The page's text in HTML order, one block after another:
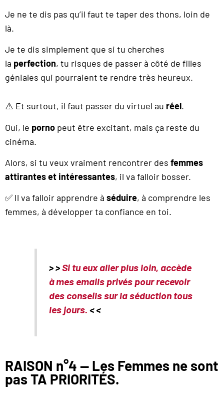
Je ne te dis pas qu’il faut te taper des thons, loin de
là.
Je te dis simplement que si tu cherches
la perfection, tu risques de passer à côté de filles
géniales qui pourraient te rendre très heureux.
⚠️ Et surtout, il faut passer du virtuel au réel.
Oui, le porno peut être excitant, mais ça reste du
cinéma.
Alors, si tu veux vraiment rencontrer des femmes
attirantes et intéressantes, il va falloir bosser.
✅ Il va falloir apprendre à séduire, à comprendre les
femmes, à développer ta confiance en toi.
> >Si tu eux aller plus loin, accède
à mes emails privés pour recevoir
des conseils sur la séduction tous
les jours. < <
RAISON n°4 — Les Femmes ne sont
pas TA PRIORITÉS.